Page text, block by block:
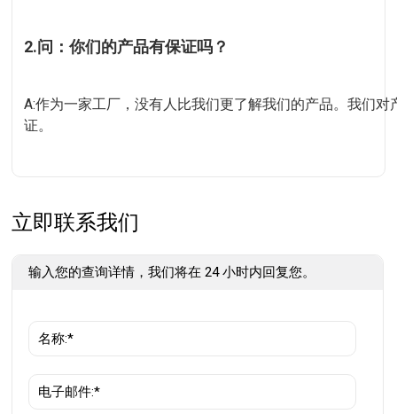
2.问：你们的产品有保证吗？
A:作为一家工厂，没有人比我们更了解我们的产品。我们
证。
立即联系我们
输入您的查询详情，我们将在 24 小时内回复您。